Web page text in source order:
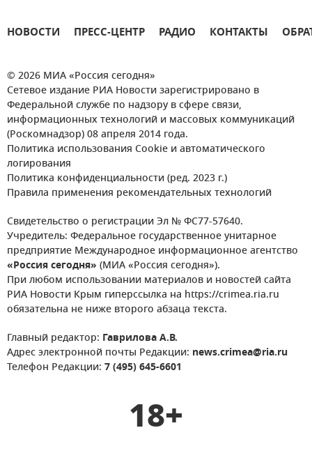
НОВОСТИ ПРЕСС-ЦЕНТР РАДИО КОНТАКТЫ
© 2026 МИА «Россия сегодня»
Сетевое издание РИА Новости зарегистрировано в
Федеральной службе по надзору в сфере связи,
информационных технологий и массовых коммуникаций
(Роскомнадзор) 08 апреля 2014 года.
Политика использования Cookie и автоматического
логирования
Политика конфиденциальности (ред. 2023 г.)
Правила применения рекомендательных технологий
Свидетельство о регистрации Эл № ФС77-57640.
Учредитель: Федеральное государственное унитарное
предприятие Международное информационное агентство
«Россия сегодня» (МИА «Россия сегодня»).
При любом использовании материалов и новостей сайта
РИА Новости Крым гиперссылка на https://crimea.ria.ru
обязательна не ниже второго абзаца текста.
Главный редактор: Гаврилова А.В.
Адрес электронной почты Редакции: news.crimea@ria.ru
Телефон Редакции: 7 (495) 645-6601
18+